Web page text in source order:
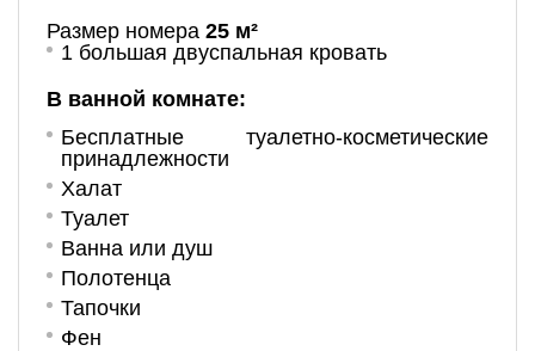
Размер номера 25 м²
1 большая двуспальная кровать
В ванной комнате:
Бесплатные туалетно-косметические
принадлежности
Халат
Туалет
Ванна или душ
Полотенца
Тапочки
Фен